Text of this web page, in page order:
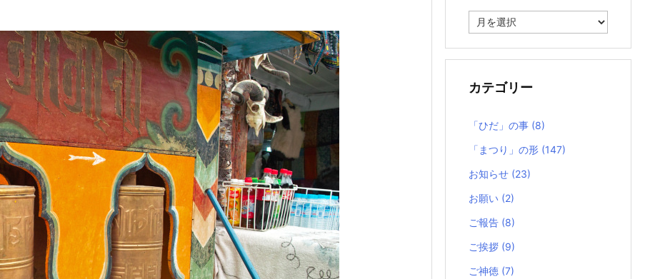
去
記
カテゴリー
「ひだ」の事 (8)
「まつり」の形 (147)
お知らせ (23)
お願い (2)
ご報告 (8)
ご挨拶 (9)
ご神徳 (7)